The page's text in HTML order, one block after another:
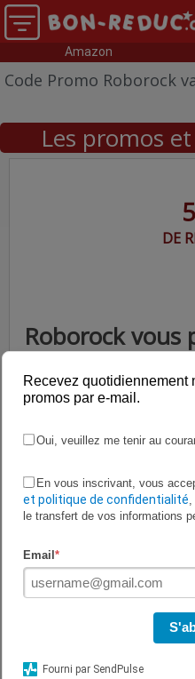
Amazon
Code Promo Roborock
Les promos
DE
Roborock vous
rabais
Inscrivez-vous pour recevoir
être le premier à connaître
officielle
Recevez quotidiennement
promos par e-mail.
Oui, veuillez me tenir au
En vous inscrivant, vous
et politique de confidentialité,
le transfert de vos informations
Email *
Fourni par SendPulse